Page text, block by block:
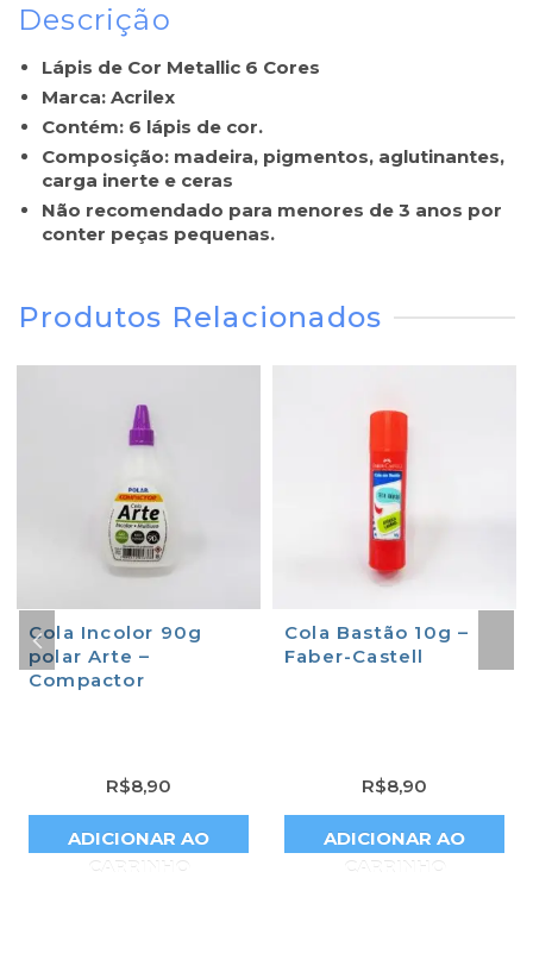
Descrição
Lápis de Cor Metallic 6 Cores
Marca: Acrilex
Contém: 6 lápis de cor.
Composição: madeira, pigmentos, aglutinantes,
carga inerte e ceras
Não recomendado para menores de 3 anos por
conter peças pequenas.
Produtos Relacionados
Cola Incolor 90g
polar Arte –
Compactor
R$8,90
ADICIONAR AO
CARRINHO
Cola Bastão 10g –
Faber-Castell
R$8,90
ADICIONAR AO
CARRINHO